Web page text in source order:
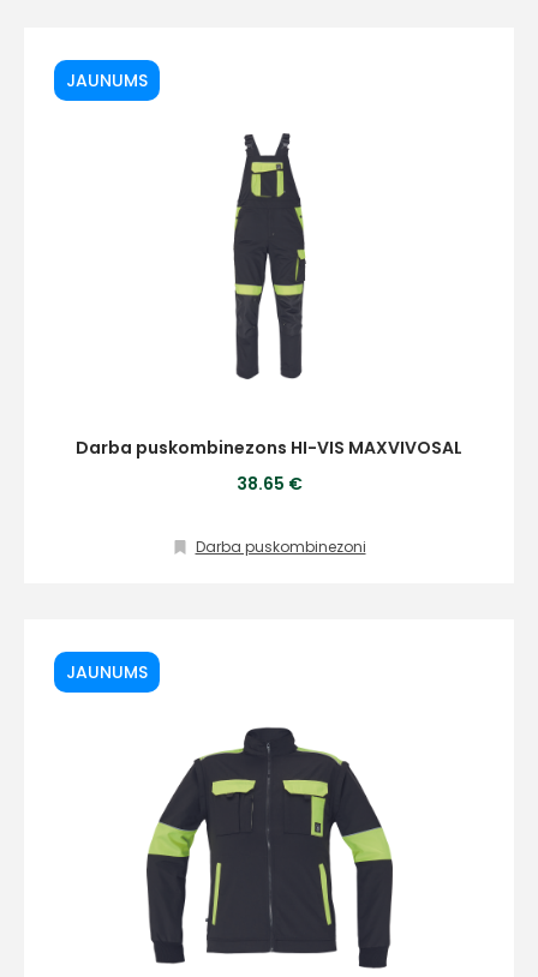
JAUNUMS
Darba puskombinezons HI-VIS MAXVIVOSAL
38.65 €
Darba puskombinezoni
JAUNUMS